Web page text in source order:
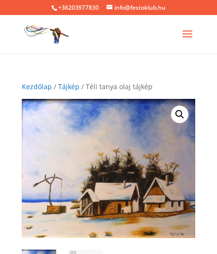
+36203977830 info@festoklub.hu
Kezdőlap / Tájkép / Téli tanya olaj tájkép